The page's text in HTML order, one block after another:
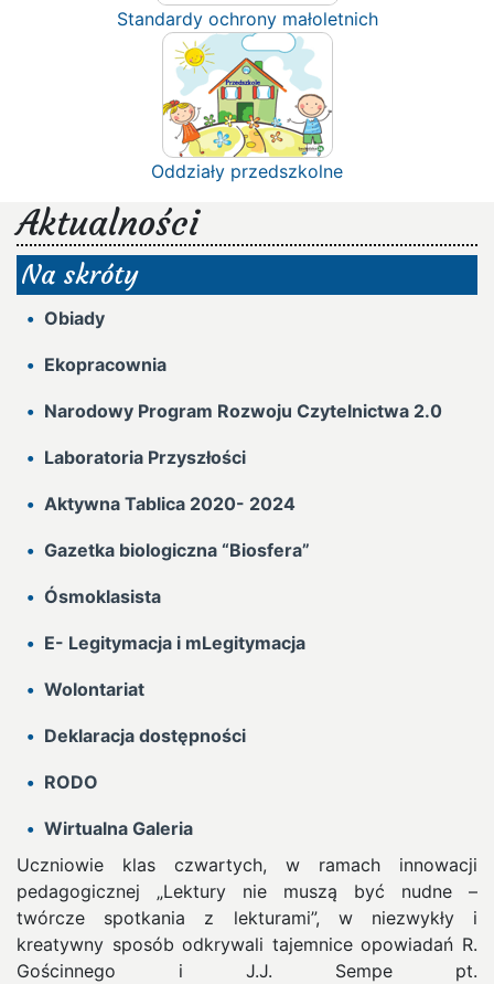
Standardy ochrony małoletnich
Oddziały przedszkolne
Aktualności
Na skróty
Obiady
Ekopracownia
Narodowy Program Rozwoju Czytelnictwa 2.0
Laboratoria Przyszłości
Aktywna Tablica 2020- 2024
Gazetka biologiczna “Biosfera”
Ósmoklasista
E- Legitymacja i mLegitymacja
Wolontariat
Deklaracja dostępności
RODO
Wirtualna Galeria
Uczniowie klas czwartych, w ramach innowacji
pedagogicznej „Lektury nie muszą być nudne –
twórcze spotkania z lekturami”, w niezwykły i
kreatywny sposób odkrywali tajemnice opowiadań R.
Gościnnego i J.J. Sempe pt.